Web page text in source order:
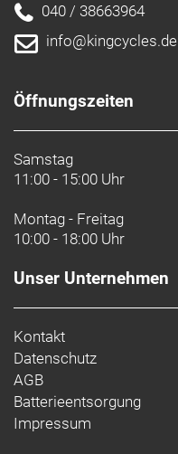
040 / 38663964
info@kingcycles.de
Öffnungszeiten
Samstag
11:00 - 15:00 Uhr
Montag - Freitag
10:00 - 18:00 Uhr
Unser Unternehmen
Kontakt
Datenschutz
AGB
Batterieentsorgung
Impressum